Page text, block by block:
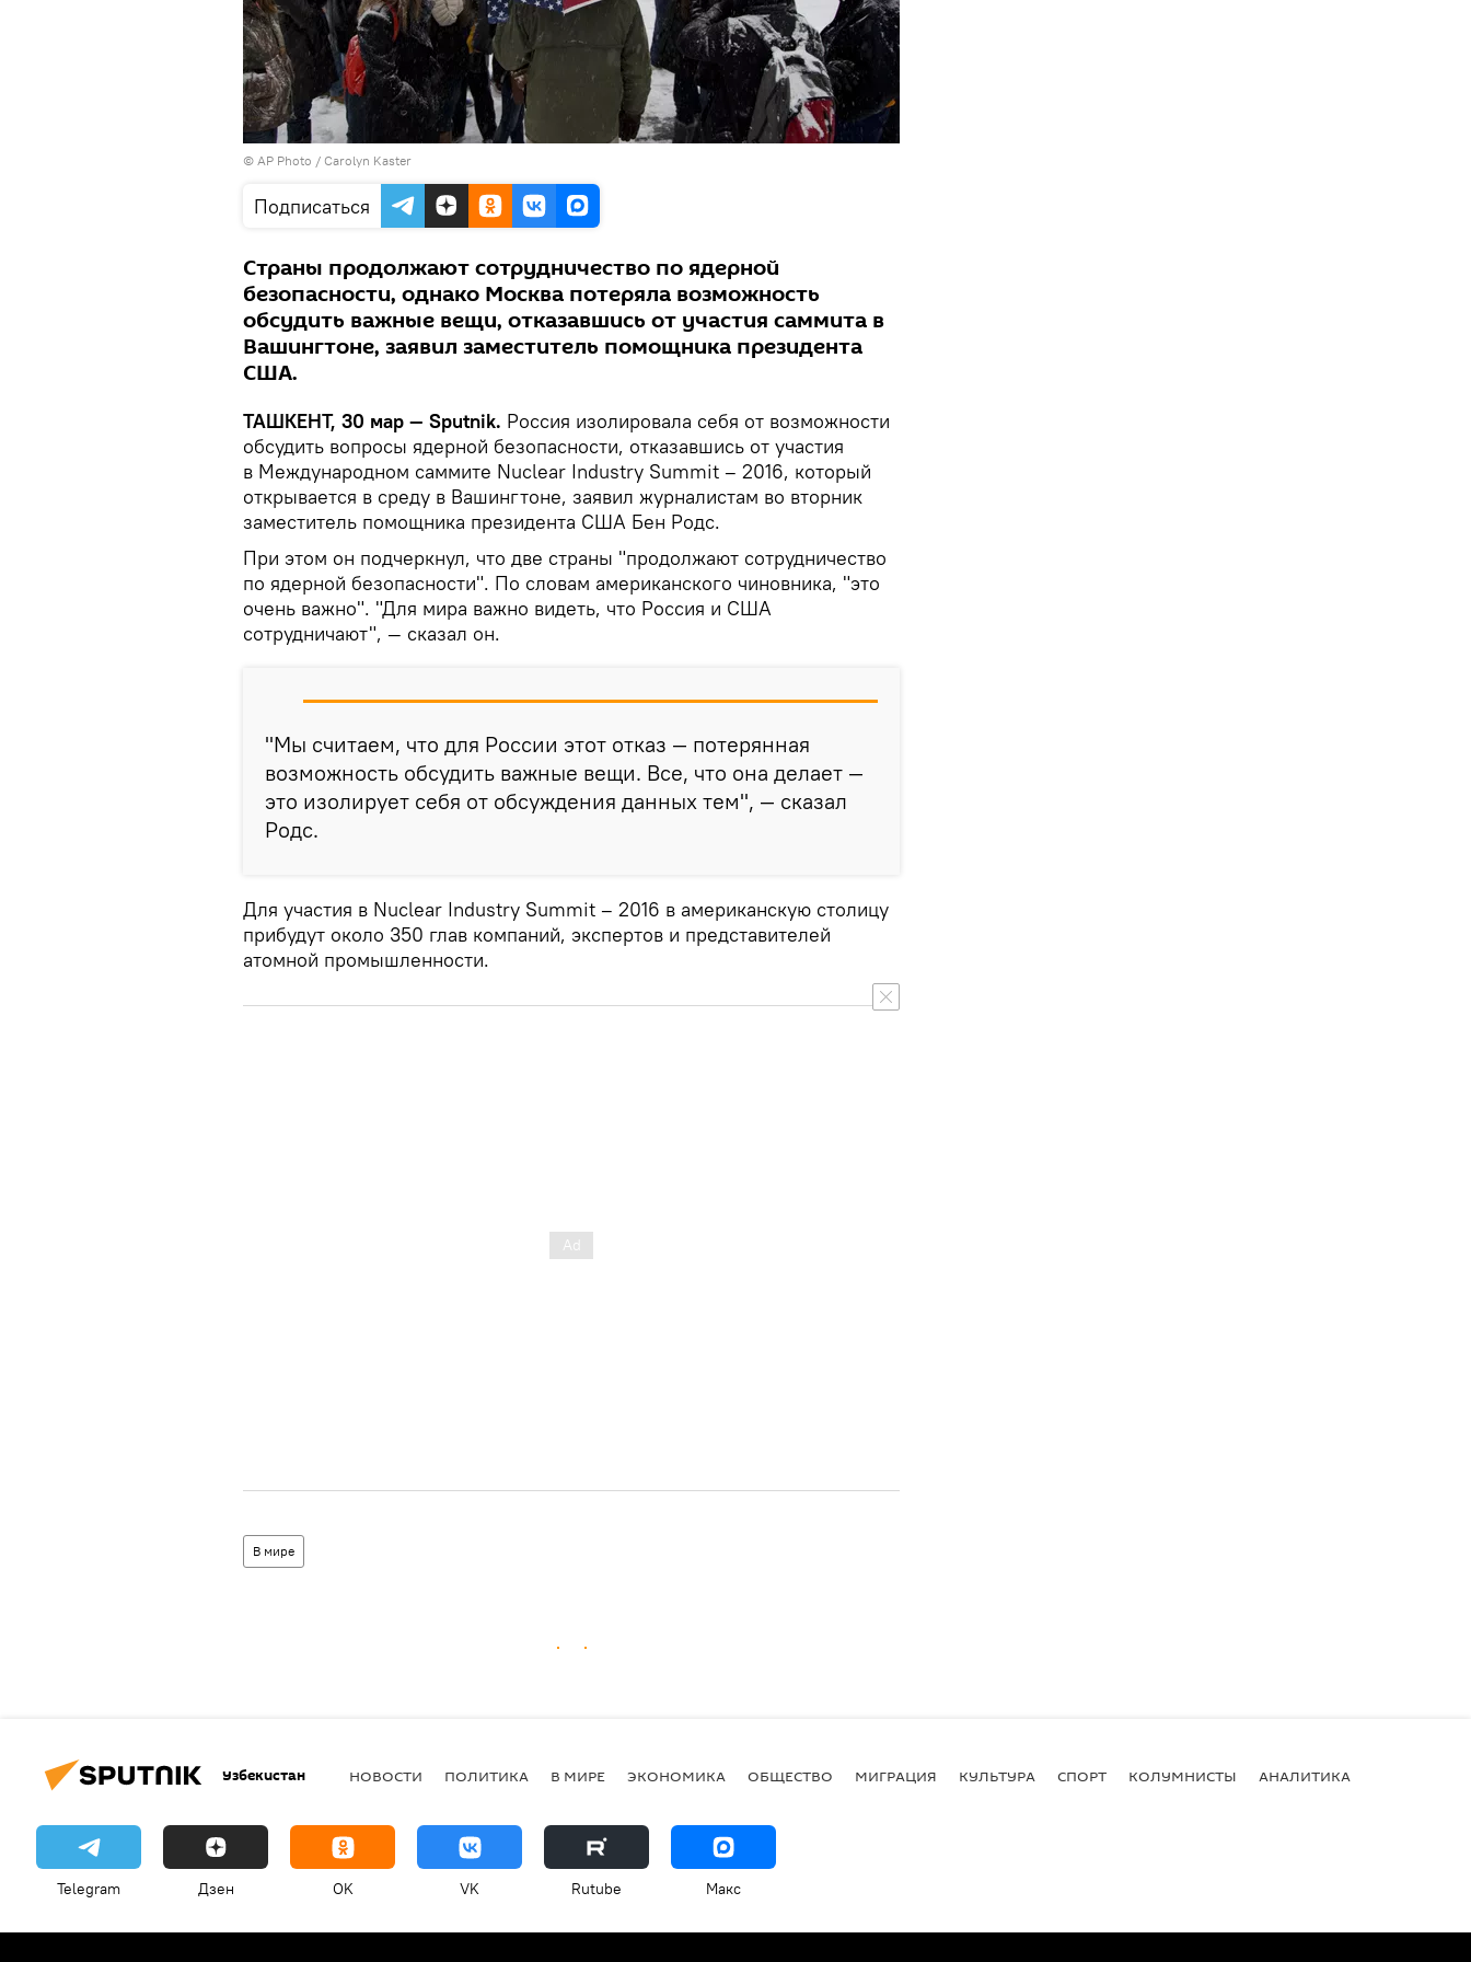
© AP Photo / Carolyn Kaster
Подписаться
Страны продолжают сотрудничество по ядерной
безопасности, однако Москва потеряла возможность
обсудить важные вещи, отказавшись от участия саммита в
Вашингтоне, заявил заместитель помощника президента
США.
ТАШКЕНТ, 30 мар — Sputnik. Россия изолировала себя от возможности
обсудить вопросы ядерной безопасности, отказавшись от участия
в Международном саммите Nuclear Industry Summit – 2016, который
открывается в среду в Вашингтоне, заявил журналистам во вторник
заместитель помощника президента США Бен Родс.
При этом он подчеркнул, что две страны "продолжают сотрудничество
по ядерной безопасности". По словам американского чиновника, "это
очень важно". "Для мира важно видеть, что Россия и США
сотрудничают", — сказал он.
"Мы считаем, что для России этот отказ — потерянная
возможность обсудить важные вещи. Все, что она делает —
это изолирует себя от обсуждения данных тем", — сказал
Родс.
Для участия в Nuclear Industry Summit – 2016 в американскую столицу
прибудут около 350 глав компаний, экспертов и представителей
атомной промышленности.
В мире
Узбекистан НОВОСТИ ПОЛИТИКА В МИРЕ ЭКОНОМИКА ОБЩЕСТВО МИГРАЦИЯ КУЛЬТУРА СПОРТ КОЛУМНИСТЫ АНАЛИТИКА
Telegram Дзен OK VK Rutube Макс